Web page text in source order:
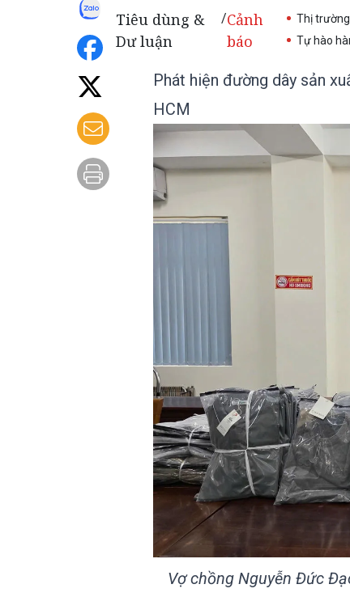
Tiêu dùng &
Dư luận
/Cảnh
báo
Thị
Tự hào
Phát hiện đường dây sản
HCM
Vợ chồng Nguyễn Đức